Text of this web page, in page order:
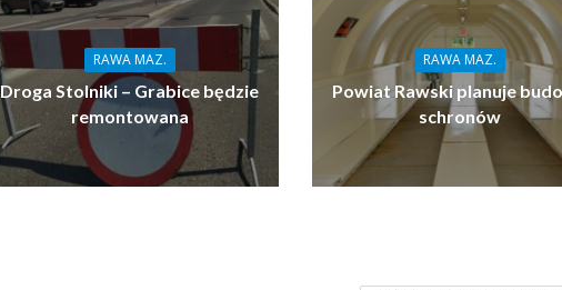
RAWA MAZ.
Droga Stolniki – Grabice będzie
remontowana
RAWA MAZ.
Powiat Rawski planuje
schronów